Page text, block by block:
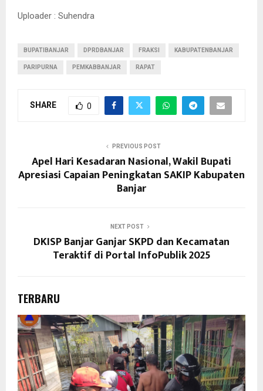
Uploader : Suhendra
BUPATIBANJAR DPRDBANJAR FRAKSI KABUPATENBANJAR
PARIPURNA PEMKABBANJAR RAPAT
SHARE 0
PREVIOUS POST
Apel Hari Kesadaran Nasional, Wakil Bupati
Apresiasi Capaian Peningkatan SAKIP Kabupaten
Banjar
NEXT POST
DKISP Banjar Ganjar SKPD dan Kecamatan
Teraktif di Portal InfoPublik 2025
TERBARU